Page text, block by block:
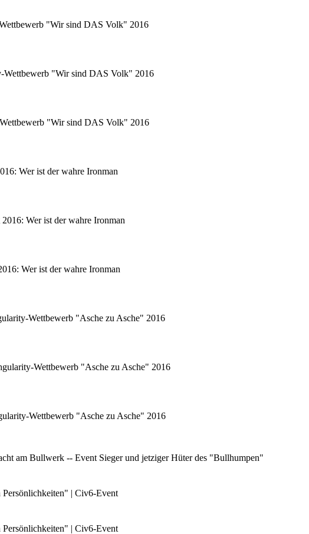
"Wir sind DAS Volk" 2016
Wettbewerb "Wir sind DAS Volk" 2016
"Wir sind DAS Volk" 2016
Wer ist der wahre Ironman
Wer ist der wahre Ironman
Wer ist der wahre Ironman
Wettbewerb "Asche zu Asche" 2016
Wettbewerb "Asche zu Asche" 2016
Wettbewerb "Asche zu Asche" 2016
am Bullwerk -- Event Sieger und jetziger Hüter des "Bullhumpen"
| Civ6-Event
| Civ6-Event